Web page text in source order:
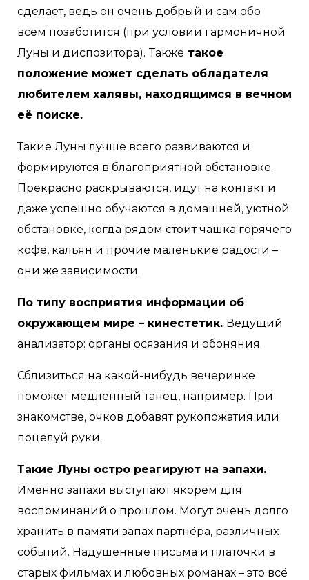
сделает, ведь он очень добрый и сам обо
всем позаботится (при условии гармоничной
Луны и диспозитора). Также такое
положение может сделать обладателя
любителем халявы, находящимся в вечном
её поиске.
Такие Луны лучше всего развиваются и
формируются в благоприятной обстановке.
Прекрасно раскрываются, идут на контакт и
даже успешно обучаются в домашней, уютной
обстановке, когда рядом стоит чашка горячего
кофе, кальян и прочие маленькие радости –
они же зависимости.
По типу восприятия информации об
окружающем мире – кинестетик. Ведущий
анализатор: органы осязания и обоняния.
Сблизиться на какой-нибудь вечеринке
поможет медленный танец, например. При
знакомстве, очков добавят рукопожатия или
поцелуй руки.
Такие Луны остро реагируют на запахи.
Именно запахи выступают якорем для
воспоминаний о прошлом. Могут очень долго
хранить в памяти запах партнёра, различных
событий. Надушенные письма и платочки в
старых фильмах и любовных романах – это всё